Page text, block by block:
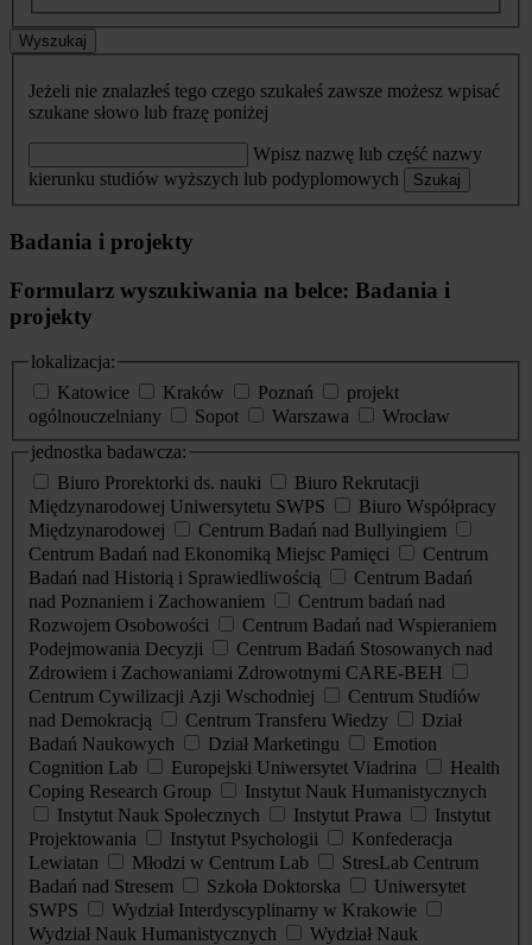
Wyszukaj
Jeżeli nie znalazłeś tego czego szukałeś zawsze możesz wpisać
szukane słowo lub frazę poniżej
Wpisz nazwę lub część nazwy
kierunku studiów wyższych lub podyplomowych
Szukaj
Badania i projekty
Formularz wyszukiwania na belce: Badania i
projekty
lokalizacja:
Katowice
Kraków Poznań
projekt
ogólnouczelniany
Sopot Warszawa
Wrocław
jednostka badawcza:
Biuro Prorektorki ds. nauki
Biuro Rekrutacji
Międzynarodowej Uniwersytetu SWPS
Biuro Współpracy
Międzynarodowej
Centrum Badań nad Bullyingiem
Centrum Badań nad Ekonomiką Miejsc Pamięci
Centrum
Badań nad Historią i Sprawiedliwością
Centrum Badań
nad Poznaniem i Zachowaniem
Centrum badań nad
Rozwojem Osobowości
Centrum Badań nad Wspieraniem
Podejmowania Decyzji
Centrum Badań Stosowanych nad
Zdrowiem i Zachowaniami Zdrowotnymi CARE-BEH
Centrum Cywilizacji Azji Wschodniej
Centrum Studiów
nad Demokracją
Centrum Transferu Wiedzy
Dział
Badań Naukowych
Dział Marketingu
Emotion
Cognition Lab
Europejski Uniwersytet Viadrina
Health
Coping Research Group
Instytut Nauk Humanistycznych
Instytut Nauk Społecznych
Instytut Prawa
Instytut
Projektowania
Instytut Psychologii
Konfederacja
Lewiatan
Młodzi w Centrum Lab
StresLab Centrum
Badań nad Stresem
Szkoła Doktorska
Uniwersytet
SWPS
Wydział Interdyscyplinarny w Krakowie
Wydział Nauk Humanistycznych
Wydział Nauk